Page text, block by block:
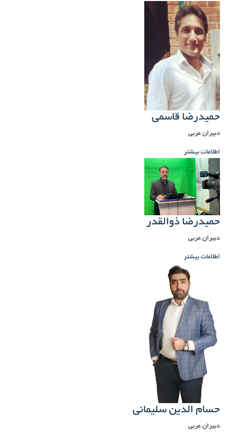
حمیدرضا قاسمی
دبیران عربی
اطلاعات بیشتر
حمیدرضا ذوالقدر
دبیران عربی
اطلاعات بیشتر
حسام الدین سلیمانی
دبیران عربی